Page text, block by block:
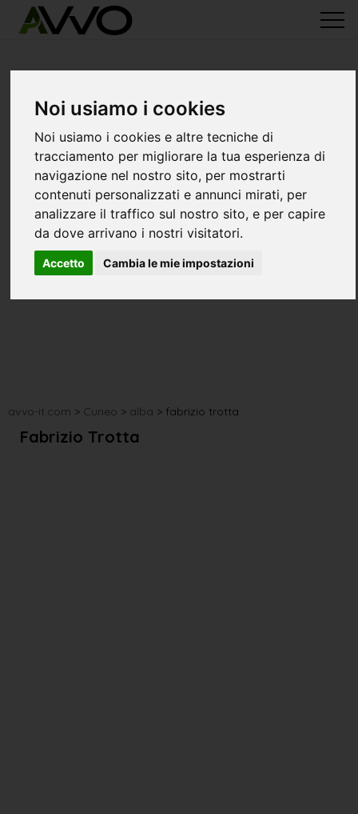
Noi usiamo i cookies
Noi usiamo i cookies e altre tecniche di
tracciamento per migliorare la tua esperienza di
navigazione nel nostro sito, per mostrarti
contenuti personalizzati e annunci mirati, per
analizzare il traffico sul nostro sito, e per capire
da dove arrivano i nostri visitatori.
Accetto Cambia le mie impostazioni
avvo-it.com > Cuneo > alba > fabrizio trotta
Fabrizio Trotta